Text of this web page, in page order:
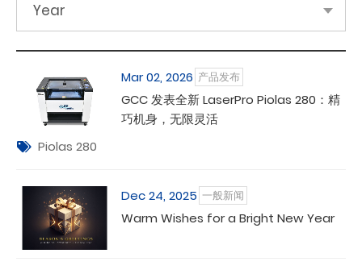
Year
Mar 02, 2026 产品发布
GCC 发表全新 LaserPro Piolas 280：精
巧机身，无限灵活
Piolas 280
Dec 24, 2025 一般新闻
Warm Wishes for a Bright New Year